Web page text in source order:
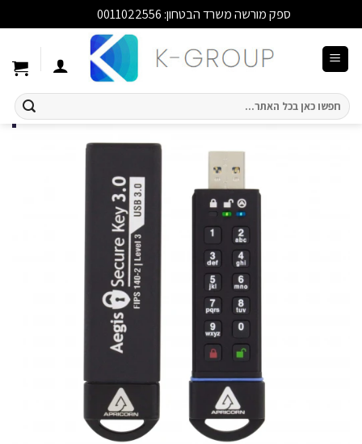
ספק מורשה משרד הבטחון: 0011022556
חיפוש
עבור: